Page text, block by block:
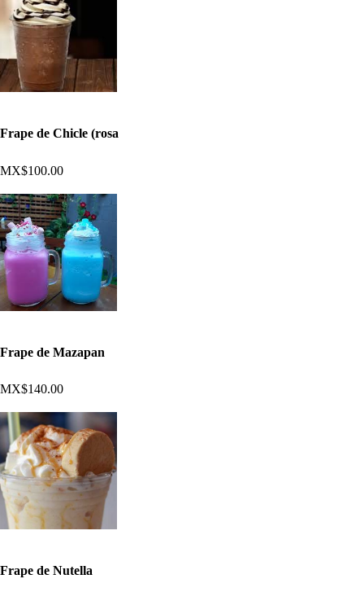
Frape de Chicle (rosa
MX$100.00
Frape de Mazapan
MX$140.00
Frape de Nutella